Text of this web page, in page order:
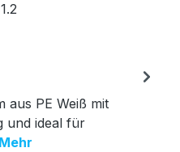
aus PE Weiß mit
und ideal für
Mehr